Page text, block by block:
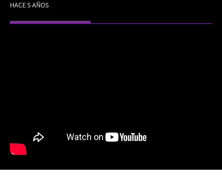
HACE 5 AÑOS